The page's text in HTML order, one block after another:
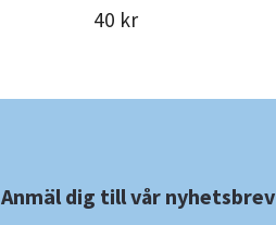
40 kr
Anmäl dig till vår nyhetsbrev